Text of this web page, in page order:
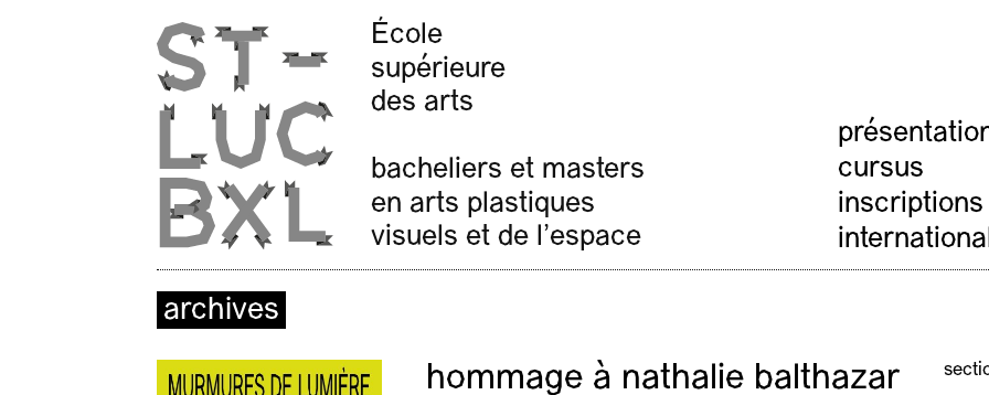
École
supérieure
des arts
bacheliers et masters
en arts plastiques
visuels et de l'espace
cursus
inscriptions
archives
hommage à nathalie balthazar